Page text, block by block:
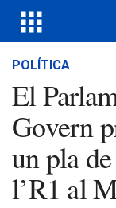
POLÍTICA
El
Govern
un pla
l’R1 al